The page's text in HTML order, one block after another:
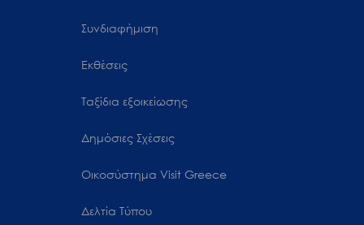
Συνδιαφήμιση
Εκθέσεις
Ταξίδια εξοικείωσης
Δημόσιες Σχέσεις
Oικοσύστημα Visit Greece
Δελτία Τύπου